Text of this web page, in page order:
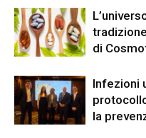
di
Infezioni
la